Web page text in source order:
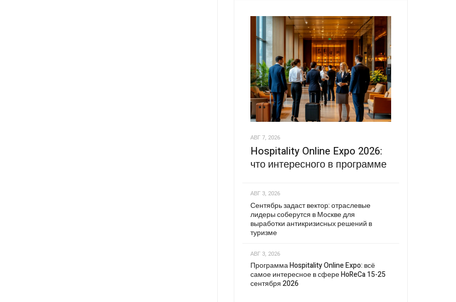
АВГ 7, 2026
Hospitality Online Expo 2026:
что интересного в программе
АВГ 3, 2026
Сентябрь задаст вектор: отраслевые
лидеры соберутся в Москве для
выработки антикризисных решений в
туризме
АВГ 3, 2026
Программа Hospitality Online Expo: всё
самое интересное в сфере HoReCa 15-25
сентября 2026